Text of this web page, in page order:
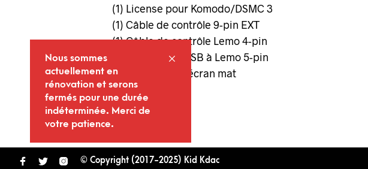
(1) License pour Komodo/DSMC 3
(1) Câble de contrôle 9-pin EXT
(1) Câble de contrôle Lemo 4-pin
(1) Adaptateur USB à Lemo 5-pin
(1) Protecteur d'écran mat
© Copyright (2017-2025) Kid Kdac
Nous sommes
actuellement en
rénovation et serons
fermés pour une durée
indéterminée. Merci de
votre patience.